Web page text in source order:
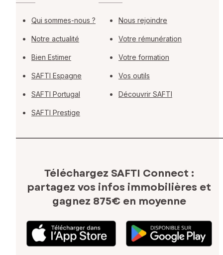
Qui sommes-nous ?
Notre actualité
Bien Estimer
SAFTI Espagne
SAFTI Portugal
SAFTI Prestige
Nous rejoindre
Votre rémunération
Votre formation
Vos outils
Découvrir SAFTI
Téléchargez SAFTI Connect :
partagez vos infos immobilières et
gagnez 875€ en moyenne